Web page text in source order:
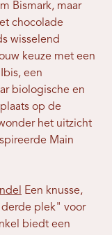
Bismark, maar
chocolade
wisselend
keuze met een
een
biologische en
op de
het uitzicht
Main
Een knusse,
plek" voor
biedt een